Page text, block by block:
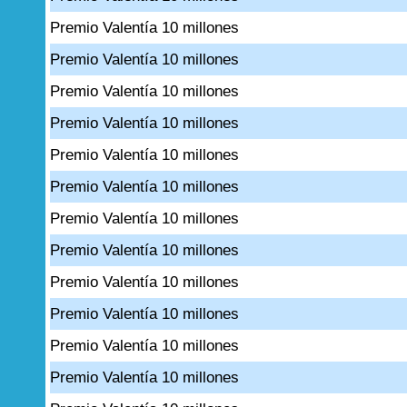
Premio Valentía 10 millones
Premio Valentía 10 millones
Premio Valentía 10 millones
Premio Valentía 10 millones
Premio Valentía 10 millones
Premio Valentía 10 millones
Premio Valentía 10 millones
Premio Valentía 10 millones
Premio Valentía 10 millones
Premio Valentía 10 millones
Premio Valentía 10 millones
Premio Valentía 10 millones